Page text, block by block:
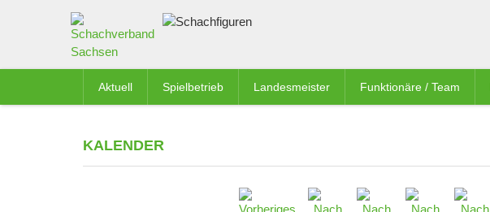
Aktuell Spielbetrieb Landesmeister Funktionäre / Team
KALENDER